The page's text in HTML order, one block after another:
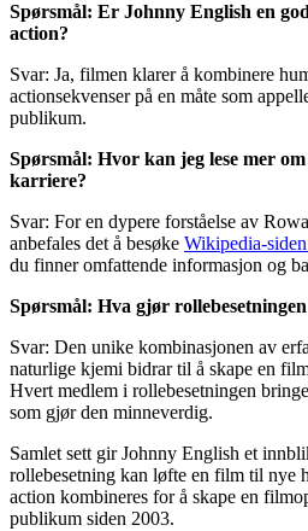
Spørsmål: Er Johnny English en
action?
Svar: Ja, filmen klarer å kombinere
actionsekvenser på en måte som
publikum.
Spørsmål: Hvor kan jeg lese mer
karriere?
Svar: For en dypere forståelse av
anbefales det å besøke Wikipedia-
du finner omfattende informasjon og
Spørsmål: Hva gjør rollebesetningen
Svar: Den unike kombinasjonen av
naturlige kjemi bidrar til å skape en
Hvert medlem i rollebesetningen
som gjør den minneverdig.
Samlet sett gir Johnny English et
rollebesetning kan løfte en film til nye
action kombineres for å skape en
publikum siden 2003.